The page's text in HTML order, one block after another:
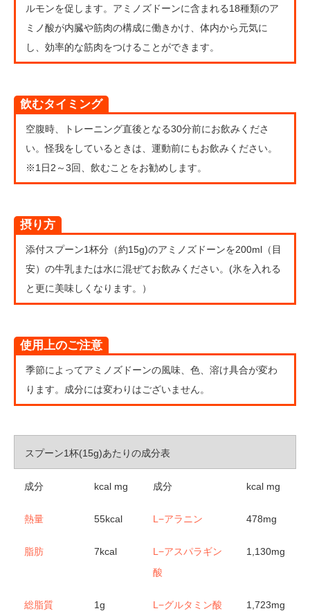
ルモンを促します。アミノズドーンに含まれる18種類のア
ミノ酸が内臓や筋肉の構成に働きかけ、体内から元気に
し、効率的な筋肉をつけることができます。
飲むタイミング
空腹時、トレーニング直後となる30分前にお飲みくださ
い。怪我をしているときは、運動前にもお飲みください。
※1日2～3回、飲むことをお勧めします。
摂り方
添付スプーン1杯分（約15g)のアミノズドーンを200ml（目
安）の牛乳または水に混ぜてお飲みください。(氷を入れる
と更に美味しくなります。）
使用上のご注意
季節によってアミノズドーンの風味、色、溶け具合が変わ
ります。成分には変わりはございません。
スプーン1杯(15g)あたりの成分表
成分 kcal mg 成分 kcal mg
熱量 55kcal L−アラニン 478mg
脂肪 7kcal
L−アスパラギン
酸
1,130mg
総脂質 1g L−グルタミン酸 1,723mg